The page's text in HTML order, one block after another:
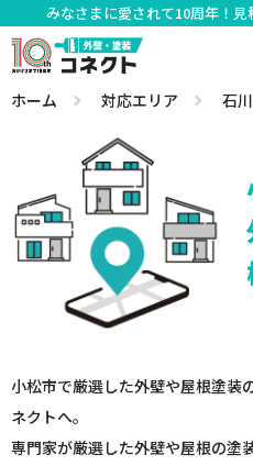
みなさまに愛されて10周年！見
ホーム 対応エリア 石
小松市で厳選した外壁や屋根塗装
ネクトへ。
専門家が厳選した外壁や屋根の塗